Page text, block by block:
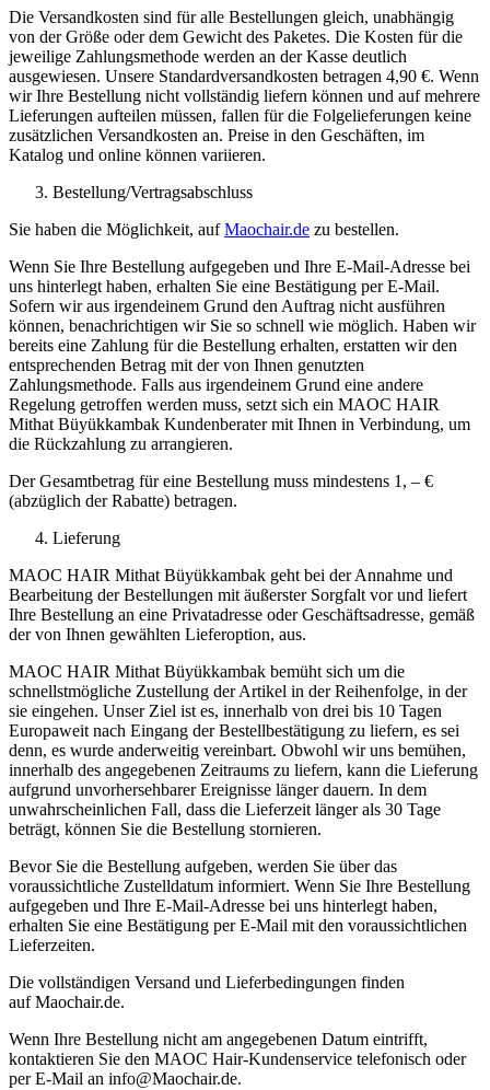
Die Versandkosten sind für alle Bestellungen gleich, unabhängig
von der Größe oder dem Gewicht des Paketes. Die Kosten für die
jeweilige Zahlungsmethode werden an der Kasse deutlich
ausgewiesen. Unsere Standardversandkosten betragen 4,90 €. Wenn
wir Ihre Bestellung nicht vollständig liefern können und auf mehrere
Lieferungen aufteilen müssen, fallen für die Folgelieferungen keine
zusätzlichen Versandkosten an. Preise in den Geschäften, im
Katalog und online können variieren.
Bestellung/Vertragsabschluss
Sie haben die Möglichkeit, aufMaochair.de zu bestellen.
Wenn Sie Ihre Bestellung aufgegeben und Ihre E-Mail-Adresse bei
uns hinterlegt haben, erhalten Sie eine Bestätigung per E-Mail.
Sofern wir aus irgendeinem Grund den Auftrag nicht ausführen
können, benachrichtigen wir Sie so schnell wie möglich. Haben wir
bereits eine Zahlung für die Bestellung erhalten, erstatten wir den
entsprechenden Betrag mit der von Ihnen genutzten
Zahlungsmethode. Falls aus irgendeinem Grund eine andere
Regelung getroffen werden muss, setzt sich ein MAOC HAIR
Mithat Büyükkambak Kundenberater mit Ihnen in Verbindung, um
die Rückzahlung zu arrangieren.
Der Gesamtbetrag für eine Bestellung muss mindestens 1, – €
(abzüglich der Rabatte) betragen.
Lieferung
MAOC HAIR Mithat Büyükkambak geht bei der Annahme und
Bearbeitung der Bestellungen mit äußerster Sorgfalt vor und liefert
Ihre Bestellung an eine Privatadresse oder Geschäftsadresse, gemäß
der von Ihnen gewählten Lieferoption, aus.
MAOC HAIR Mithat Büyükkambak bemüht sich um die
schnellstmögliche Zustellung der Artikel in der Reihenfolge, in der
sie eingehen. Unser Ziel ist es, innerhalb von drei bis 10 Tagen
Europaweit nach Eingang der Bestellbestätigung zu liefern, es sei
denn, es wurde anderweitig vereinbart. Obwohl wir uns bemühen,
innerhalb des angegebenen Zeitraums zu liefern, kann die Lieferung
aufgrund unvorhersehbarer Ereignisse länger dauern. In dem
unwahrscheinlichen Fall, dass die Lieferzeit länger als 30 Tage
beträgt, können Sie die Bestellung stornieren.
Bevor Sie die Bestellung aufgeben, werden Sie über das
voraussichtliche Zustelldatum informiert. Wenn Sie Ihre Bestellung
aufgegeben und Ihre E-Mail-Adresse bei uns hinterlegt haben,
erhalten Sie eine Bestätigung per E-Mail mit den voraussichtlichen
Lieferzeiten.
Die vollständigen Versand und Lieferbedingungen finden
auf Maochair.de.
Wenn Ihre Bestellung nicht am angegebenen Datum eintrifft,
kontaktieren Sie den MAOC Hair-Kundenservice telefonisch oder
per E-Mail an info@Maochair.de.